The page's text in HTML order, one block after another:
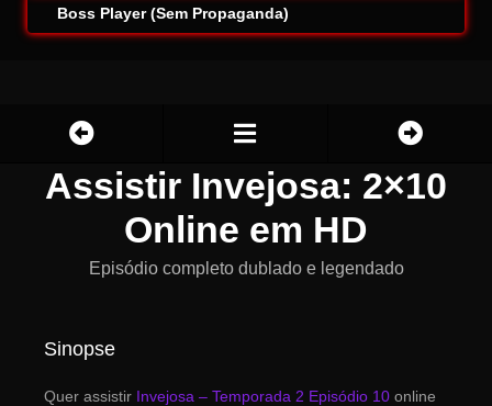
Boss Player (Sem Propaganda)
Assistir Invejosa: 2×10
Online em HD
Episódio completo dublado e legendado
Sinopse
Quer assistir Invejosa – Temporada 2 Episódio 10 online